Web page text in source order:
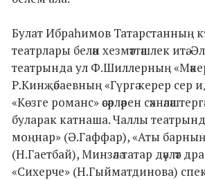
Булат Ибраһимов Татарстанның
театрлары белән хезмәттәшлек итә.
театрында ул Ф.Шиллерның «Мәкер
Р.Кинҗәбаевның «Гүргә керер сер
«Көзге романс» әсәрләрен
буларак катнаша. Чаллы
моңнар» (Ә.Гаффар), «Аты барның
(Н.Гаетбай), Минзәлә татар дәүләт
«Сихерче» (Н.Гыйматдинова)